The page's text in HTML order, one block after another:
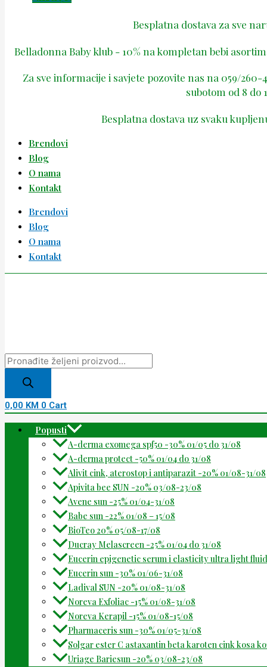
Besplatna dostava za sve
Belladonna Baby klub - 10% na kompletan bebi
Za sve informacije i savjete pozovite nas na 059/
subotom od 8 do
Besplatna dostava uz svaku
Brendovi
Blog
O nama
Kontakt
Brendovi
Blog
O nama
Kontakt
0,00 KM 0 Cart
Popusti
A-derma exomega spf50 -30% 01/05 do 31/08
A-derma protect -50% 01/04 do 31/08
Alivit cink, aterostop i antiparazit -20% 01/08-31/08
Apivita bee SUN -20% 03/08-23/08
Avene sun -25% 01/04-31/08
Babe sun -22% 01/08 – 15/08
BioTeo 20% 05/08-17/08
Ducray Melascreen -25% 01/04 do 31/08
Eucerin epigenetic serum i elasticity ultra light
Eucerin sun -30% 01/06-31/08
Ladival SUN -20% 01/08-31/08
Noreva Exfoliac -15% 01/08-31/08
Noreva Kerapil -15% 01/08-15/08
Pharmaceris sun -30% 01/05-31/08
Solgar ester C astaxantin beta karoten cink kosa
Uriage Bariesun -20% 03/08-23/08